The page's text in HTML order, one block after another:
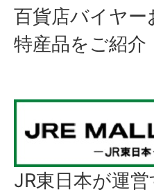
百貨店バイヤー
特産品をご紹介
JR東日本が運